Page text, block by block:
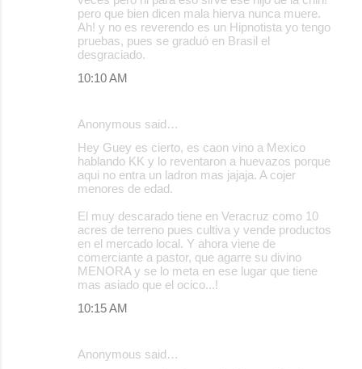
pero que bien dicen mala hierva nunca muere.
Ah! y no es reverendo es un Hipnotista yo tengo
pruebas, pues se graduó en Brasil el
desgraciado.
10:10 AM
Anonymous said…
Hey Guey es cierto, es caon vino a Mexico
hablando KK y lo reventaron a huevazos porque
aqui no entra un ladron mas jajaja. A cojer
menores de edad.
El muy descarado tiene en Veracruz como 10
acres de terreno pues cultiva y vende productos
en el mercado local. Y ahora viene de
comerciante a pastor, que agarre su divino
MENORA y se lo meta en ese lugar que tiene
mas asiado que el ocico...!
10:15 AM
Anonymous said…